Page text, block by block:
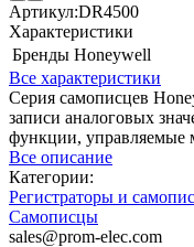
Артикул:DR4500
Характеристики
Бренды Honeywell
Все характеристики
Серия самописцев
записи аналоговых
функции, управляемые
Все описание
Категории:
Регистраторы и
Самописцы
sales@prom-elec.com